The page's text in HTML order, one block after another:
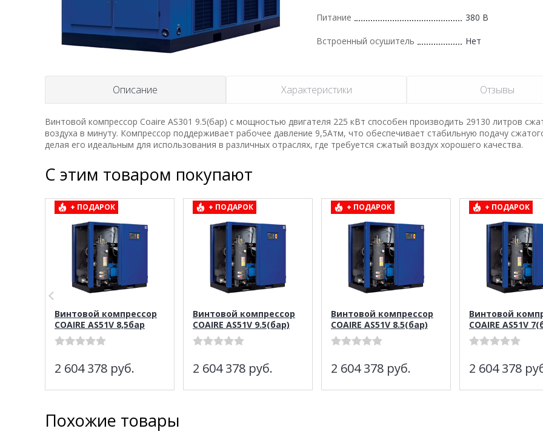
Питание 380 В
Встроенный осушитель Нет
Описание Характеристики Отзывы
Винтовой компрессор Coaire AS301 9.5(бар) с мощностью двигателя 225 кВт способен производить 29130 литров
воздуха в минуту. Компрессор поддерживает рабочее давление 9,5Атм, что обеспечивает стабильную подачу
делая его идеальным для использования в различных отраслях, где требуется сжатый воздух хорошего качества.
С этим товаром покупают
+ ПОДАРОК
Винтовой компрессор
COAIRE AS51V 8,5бар
2 604 378 руб.
+ ПОДАРОК
Винтовой компрессор
COAIRE AS51V 9.5(бар)
2 604 378 руб.
+ ПОДАРОК
Винтовой компрессор
COAIRE AS51V 8.5(бар)
2 604 378 руб.
+ ПОДАРОК
Винтовой
COAIRE AS51V
2 604 378
Похожие товары